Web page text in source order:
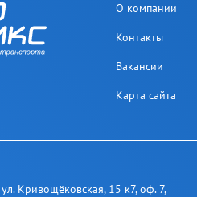
О компании
Контакты
Вакансии
Карта сайта
ул. Кривощёковская, 15 к7, оф. 7,